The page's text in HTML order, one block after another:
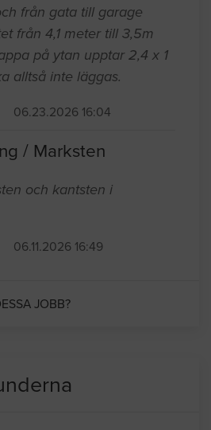
från gata till garage
från 4,1 meter till 3,5m
på ytan upptar 2,4 x 1
alltså inte läggas.
06.23.2026 16:04
/ Marksten
och kantsten i
06.11.2026 16:49
JOBB?